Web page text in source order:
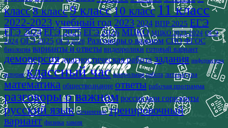
класс8 класс9 класс10 класс 11 класс
2022-2023 учебный год 2023 2024 ВПР 2025 ЕГЭ
ЕГЭ 2024 ЕГЭ 2025 ЕГЭ 2026 МЦКО МЦКО 2023-2024 ОГЭ
2024 ОГЭ 2025 ОГЭ 2026 Разговоры о важном СПО ФГОС
биология варианты и ответы видеоролики готовый вариант
демоверсия диагностическая работа задания информатика
история классный час контрольная работа литература
математика обществознание ответы рабочая программа
разговоры о важном россия мои горизонты
русский язык сочинение тренировочный
вариант физика химия